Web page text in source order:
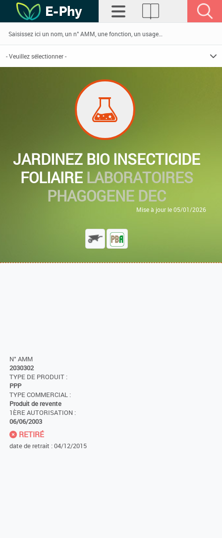
JARDINEZ BIO INSECTICIDE
FOLIAIRE LABORATOIRES
PHAGOGENE DEC
Mise à jour le 05/01/2026
N° AMM
2030302
TYPE DE PRODUIT :
PPP
TYPE COMMERCIAL :
Produit de revente
1ÈRE AUTORISATION :
06/06/2003
RETIRÉ
date de retrait : 04/12/2015